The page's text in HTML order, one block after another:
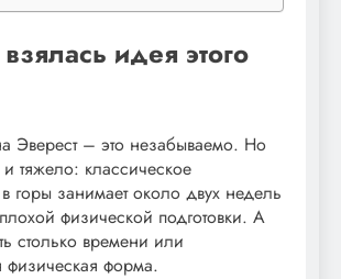
идея этого
Эверест – это незабываемо. Но
тяжело: классическое
в горы занимает около двух недель
физической подготовки. А
столько времени или
форма.